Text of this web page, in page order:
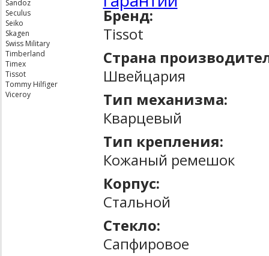
Sandoz
Seculus
Seiko
Skagen
Swiss Military
Timberland
Timex
Tissot
Tommy Hilfiger
Viceroy
Бренд:
Tissot
Страна
Швейцария
Тип механизма:
Кварцевый
Тип крепления:
Кожаный ремешок
Корпус:
Стальной
Стекло:
Сапфировое